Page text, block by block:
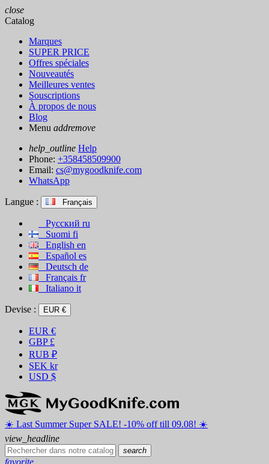
close
Catalog
Marques
SUPER PRICE
Offres spéciales
Nouveautés
Meilleures ventes
Souscriptions
À propos de nous
Blog
Menu addremove
help_outline Help
Phone: +358458509900
Email: cs@mygoodknife.com
WhatsApp
Langue : Français
Русский ru
Suomi fi
English en
Español es
Deutsch de
Français fr
Italiano it
Devise : EUR €
EUR €
GBP £
RUB ₽
SEK kr
USD $
☀️ ️Last Summer Super SALE! -10% off till 09.08! ☀️
view_headline
search
favorite